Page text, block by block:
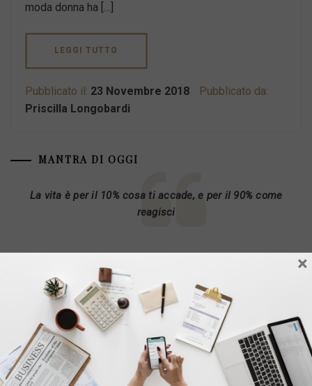
moda donna ha […]
LEGGI TUTTO
Pubblicato il: 23 Novembre 2018
Pubblicato da:
Priscilla Longobardi
MANTRA DI OGGI
La vita è per il 10% cosa ti accade, e per il 90% come
reagisci
CATEGORIE
#IORESTOACASA
Alimentazione
×